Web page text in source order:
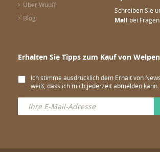
Über Wuuff
Blog
Schreiben Sie
Mail bei Fragen.
Erhalten Sie Tipps zum Kauf von
Ich stimme ausdrücklich dem Erhalt von
weiß, dass ich mich jederzeit abmelden kann.